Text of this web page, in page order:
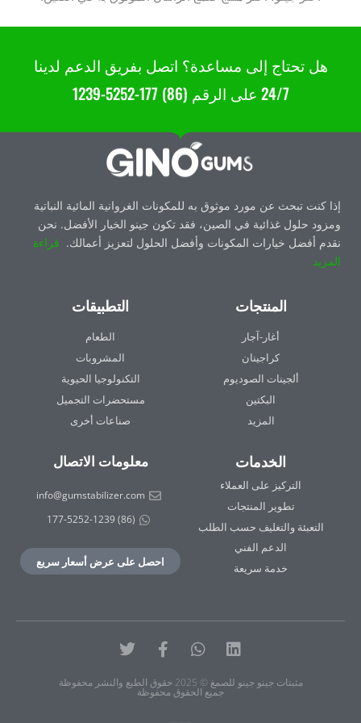
هل تحتاج إلى مساعدة؟ اتصل بفريق الدعم لدينا
24/7 على الرقم (86) 177-5252-1239
إذا كنت تبحث عن مورد موثوق به للمكونات الغروانية المائية النباتية
ومزود حلول غذائية في الصين، فقد تكون جينو الخيار الأفضل. نحن
نقدم أفضل خيارات المكونات وأفضل الحلول لتعزيز أعمالك. قراءة
المزيد
المنتجات
أغار-آجار
كراجينان
ألجينات الصوديوم
البكتين
المزيد
التطبيقات
الطعام
المشروبات
التكنولوجيا الحيوية
مستحضرات التجميل
صناعات أخرى
الخدمات
التركيز على العملاء
تطوير المنتجات
التعبئة والتغليف حسب الطلب
الدعم الفني
خدمة سريعة
معلومات الاتصال
info@gumstabilizer.com
(86) 177-5252-1239
احصل على عرض أسعار سريع
لينكدواتسفيسبوك-تويتر
مثبتات جينو جينو للصمغ © 2025 حقوق الطبع والنشر محفوظة
جميع الحقوق محفوظة